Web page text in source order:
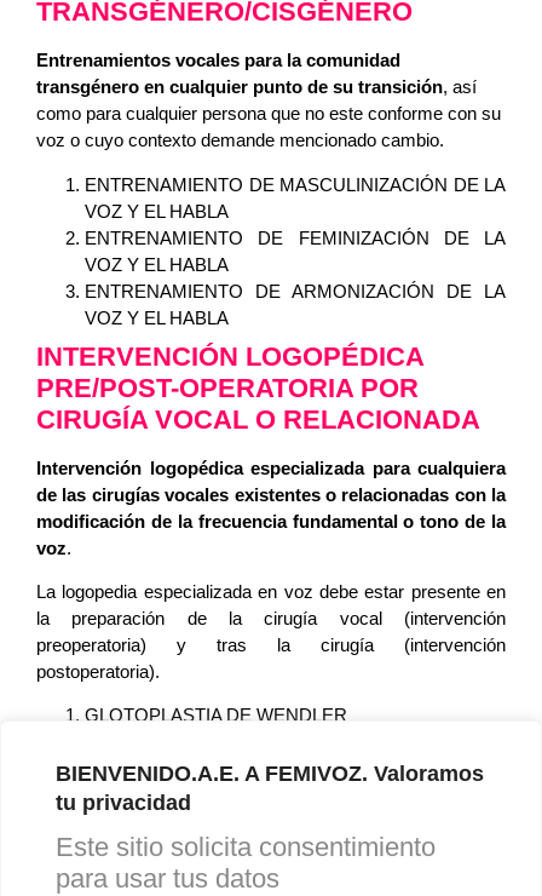
BIENVENIDO.A.E. A FEMIVOZ. Valoramos
tu privacidad
Este sitio solicita consentimiento
para usar tus datos
TRANSGÉNERO/CISGÉNERO
Entrenamientos vocales para la comunidad
transgénero en cualquier punto de su transición, así
como para cualquier persona que no este conforme con su
voz o cuyo contexto demande mencionado cambio.
ENTRENAMIENTO DE MASCULINIZACIÓN DE LA
VOZ Y EL HABLA
ENTRENAMIENTO DE FEMINIZACIÓN DE LA
VOZ Y EL HABLA
ENTRENAMIENTO DE ARMONIZACIÓN DE LA
VOZ Y EL HABLA
INTERVENCIÓN LOGOPÉDICA
PRE/POST-OPERATORIA POR
CIRUGÍA VOCAL O RELACIONADA
Intervención logopédica especializada para cualquiera
de las cirugías vocales existentes o relacionadas con la
modificación de la frecuencia fundamental o tono de la
voz.
La logopedia especializada en voz debe estar presente en
la preparación de la cirugía vocal (intervención
preoperatoria) y tras la cirugía (intervención
postoperatoria).
GLOTOPLASTIA DE WENDLER
APROXIMACIÓN CRICOTIROIDEA (ISSHIKI TIPO
IV)
RINOPLASTIA
CONDROPLASTIA TIROIDEA
GRANULOMA VOCAL POST-INTUBACIÓN